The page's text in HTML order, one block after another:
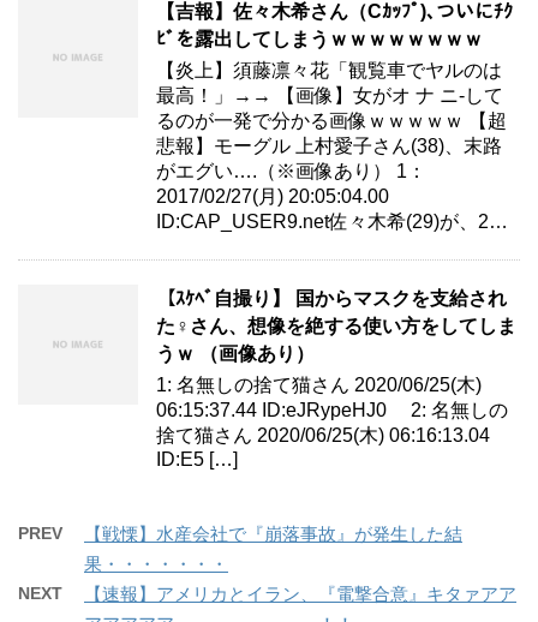
【吉報】佐々木希さん（Cｶｯﾌﾟ)､ついにﾁｸ
ﾋﾞを露出してしまうｗｗｗｗｗｗｗｗ
【炎上】須藤凛々花「観覧車でヤルのは
最高！」→→ 【画像】女がオ ナ ニ-して
るのが一発で分かる画像ｗｗｗｗｗ 【超
悲報】モーグル 上村愛子さん(38)、末路
がエグい….（※画像あり） 1：
2017/02/27(月) 20:05:04.00
ID:CAP_USER9.net佐々木希(29)が、2…
【ｽｹﾍﾞ自撮り】 国からマスクを支給され
た♀さん、想像を絶する使い方をしてしま
うｗ （画像あり）
1: 名無しの捨て猫さん 2020/06/25(木)
06:15:37.44 ID:eJRypeHJ0 2: 名無しの
捨て猫さん 2020/06/25(木) 06:16:13.04
ID:E5 […]
PREV
【戦慄】水産会社で『崩落事故』が発生した結
果・・・・・・・
NEXT
【速報】アメリカとイラン、『電撃合意』キタァアア